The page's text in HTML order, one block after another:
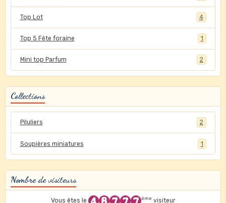
Top Lot 4
Top 5 Fête foraine 1
Mini top Parfum 2
Collections
Piluliers 2
Soupières miniatures 1
Nombre de visiteurs
Vous êtes le ème visiteur